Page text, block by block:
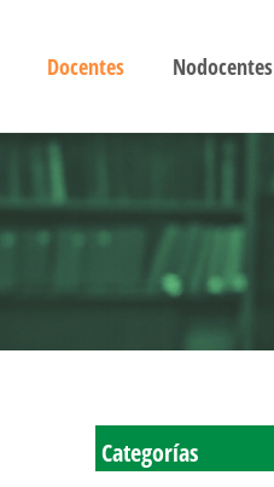
Docentes Nodocentes
Categorías